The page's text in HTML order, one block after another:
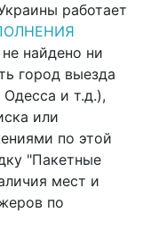
работает
найдено ни
город выезда
и т.д.),
или
по этой
"Пакетные
мест и
по